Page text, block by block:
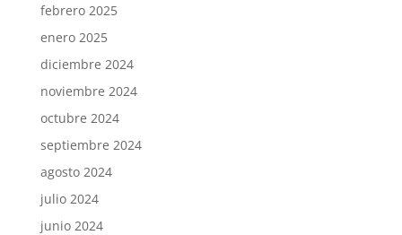
febrero 2025
enero 2025
diciembre 2024
noviembre 2024
octubre 2024
septiembre 2024
agosto 2024
julio 2024
junio 2024